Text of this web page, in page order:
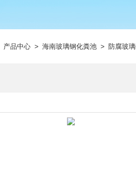
产品中心 > 海南玻璃钢化粪池 > 防腐玻